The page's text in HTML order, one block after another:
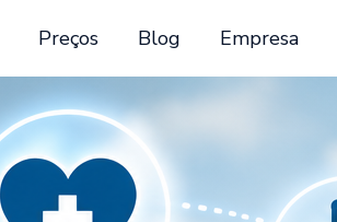
Preços Blog Empresa